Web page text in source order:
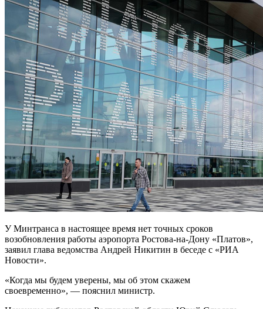
У Минтранса в настоящее время нет точных сроков
возобновления работы аэропорта Ростова-на-Дону «Платов»,
заявил глава ведомства Андрей Никитин в беседе с «РИА
Новости».
«Когда мы будем уверены, мы об этом скажем
своевременно», — пояснил министр.